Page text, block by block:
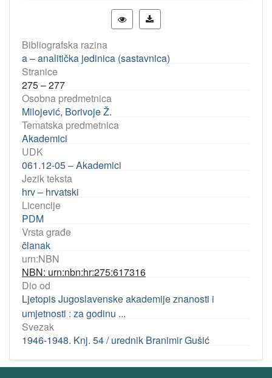
Bibliografska razina
a – analitička jedinica (sastavnica)
Stranice
275 – 277
Osobna predmetnica
Milojević, Borivoje Ž.
Tematska predmetnica
Akademici
UDK
061.12-05 – Akademici
Jezik teksta
hrv – hrvatski
Licencije
PDM
Vrsta građe
članak
urn:NBN
NBN: urn:nbn:hr:275:617316
Dio od
Ljetopis Jugoslavenske akademije znanosti i
umjetnosti : za godinu ...
Svezak
1946-1948. Knj. 54 / urednik Branimir Gušić